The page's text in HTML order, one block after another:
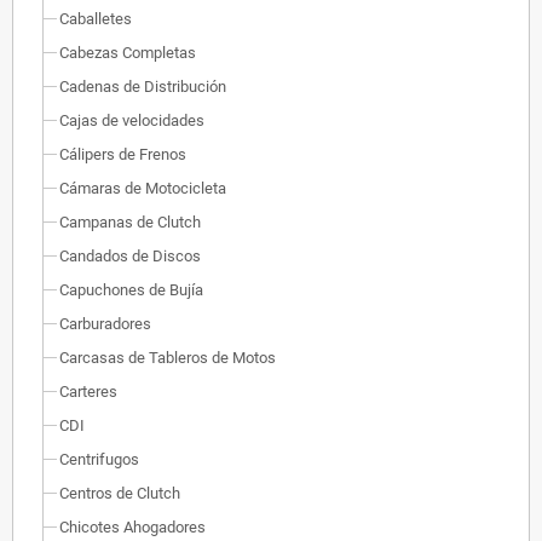
Caballetes
Cabezas Completas
Cadenas de Distribución
Cajas de velocidades
Cálipers de Frenos
Cámaras de Motocicleta
Campanas de Clutch
Candados de Discos
Capuchones de Bujía
Carburadores
Carcasas de Tableros de Motos
Carteres
CDI
Centrifugos
Centros de Clutch
Chicotes Ahogadores